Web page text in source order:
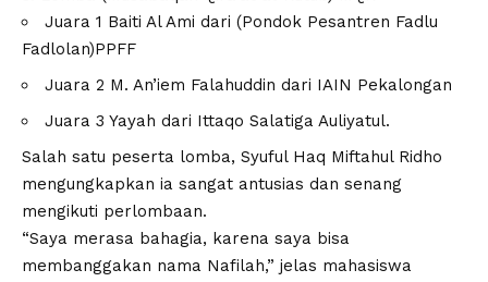
Juara 1 Baiti Al Ami dari (Pondok Pesantren Fadlu
Fadlolan)PPFF
Juara 2 M. An’iem Falahuddin dari IAIN Pekalongan
Juara 3 Yayah dari Ittaqo Salatiga Auliyatul.
Salah satu peserta lomba, Syuful Haq Miftahul Ridho
mengungkapkan ia sangat antusias dan senang
mengikuti perlombaan.
“Saya merasa bahagia, karena saya bisa
membanggakan nama Nafilah,” jelas mahasiswa